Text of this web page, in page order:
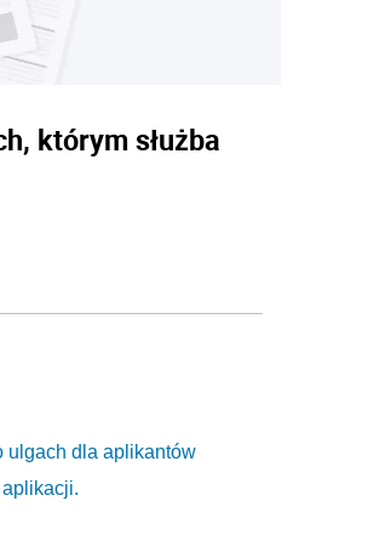
którym służba
ulgach dla aplikantów